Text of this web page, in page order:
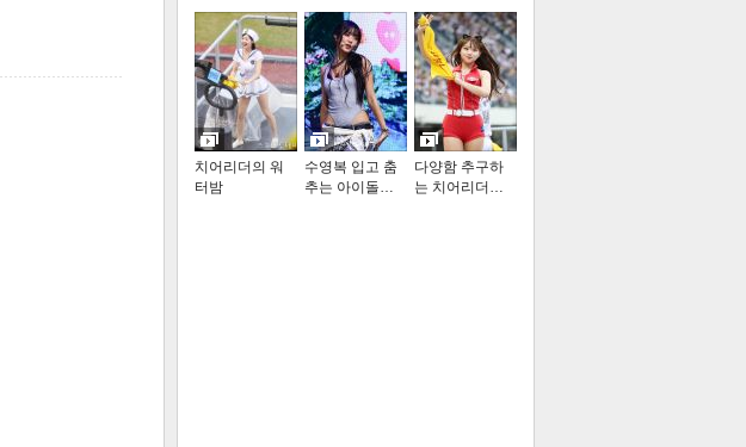
치어리더의 워
터밤
수영복 입고 춤
추는 아이돌…
다양함 추구하
는 치어리더…